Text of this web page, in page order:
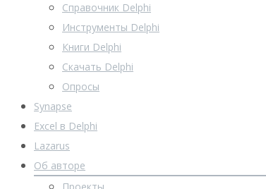
Справочник Delphi
Инструменты Delphi
Книги Delphi
Скачать Delphi
Опросы
Synapse
Excel в Delphi
Lazarus
Об авторе